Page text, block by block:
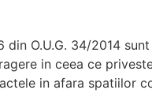
din O.U.G. 34/2014
in ceea ce
in afara spatiilor